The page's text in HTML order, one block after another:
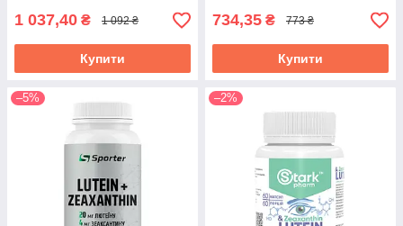
1 037,40 ₴ 1 092 ₴
Купити
734,35 ₴ 773 ₴
Купити
–5% –2%